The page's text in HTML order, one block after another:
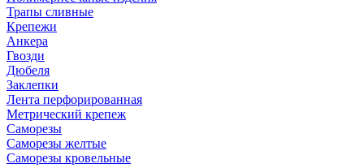
Трапы сливные
Крепежи
Анкера
Гвозди
Дюбеля
Заклепки
Лента перфорированная
Метрический крепеж
Саморезы
Саморезы желтые
Саморезы кровельные